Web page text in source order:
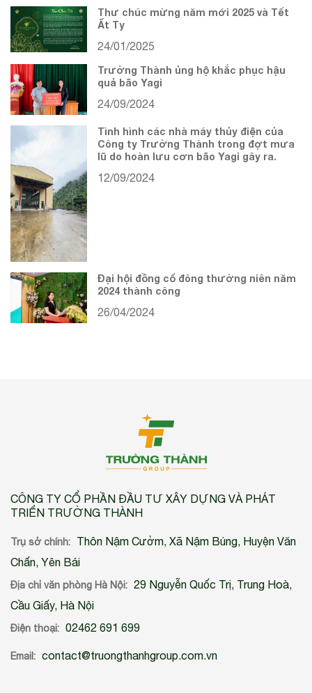
Thư chúc mừng năm mới 2025 và Tết
Ất Tỵ
24/01/2025
Trường Thành ủng hộ khắc phục hậu
quả bão Yagi
24/09/2024
Tình hình các nhà máy thủy điện của
Công ty Trường Thành trong đợt mưa
lũ do hoàn lưu cơn bão Yagi gây ra.
12/09/2024
Đại hội đồng cổ đông thường niên năm
2024 thành công
26/04/2024
CÔNG TY CỔ PHẦN ĐẦU TƯ XÂY DỰNG VÀ PHÁT
TRIỂN TRƯỜNG THÀNH
Trụ sở chính:
Thôn Nậm Cưởm, Xã Nậm Búng, Huyện Văn
Chấn, Yên Bái
Địa chỉ văn phòng Hà Nội: 29 Nguyễn Quốc Trị, Trung Hoà,
Cầu Giấy, Hà Nội
Điện thoại: 02462 691 699
Email: contact@truongthanhgroup.com.vn